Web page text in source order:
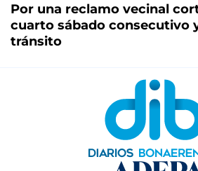
Por una reclamo vecinal
cuarto sábado consecutivo
tránsito